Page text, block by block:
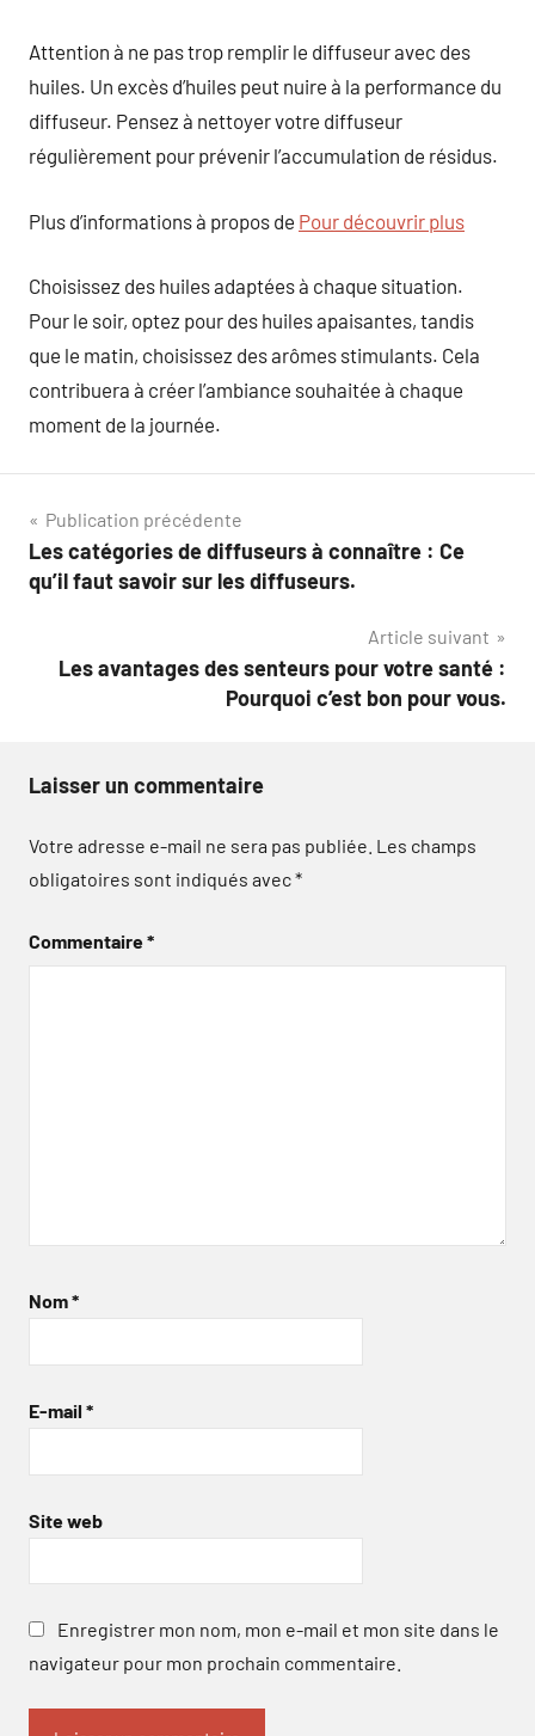
Attention à ne pas trop remplir le diffuseur avec des
huiles. Un excès d’huiles peut nuire à la performance du
diffuseur. Pensez à nettoyer votre diffuseur
régulièrement pour prévenir l’accumulation de résidus.
Plus d’informations à propos de Pour découvrir plus
Choisissez des huiles adaptées à chaque situation.
Pour le soir, optez pour des huiles apaisantes, tandis
que le matin, choisissez des arômes stimulants. Cela
contribuera à créer l’ambiance souhaitée à chaque
moment de la journée.
Navigation
de
Publication précédente
Les catégories de diffuseurs à connaître : Ce
qu’il faut savoir sur les diffuseurs.
Article suivant
Les avantages des senteurs pour votre santé :
Pourquoi c’est bon pour vous.
Laisser un commentaire
Votre adresse e-mail ne sera pas publiée. Les champs
obligatoires sont indiqués avec*
Commentaire*
Nom*
E-mail *
Site web
Enregistrer mon nom, mon e-mail et mon site dans le
navigateur pour mon prochain commentaire.